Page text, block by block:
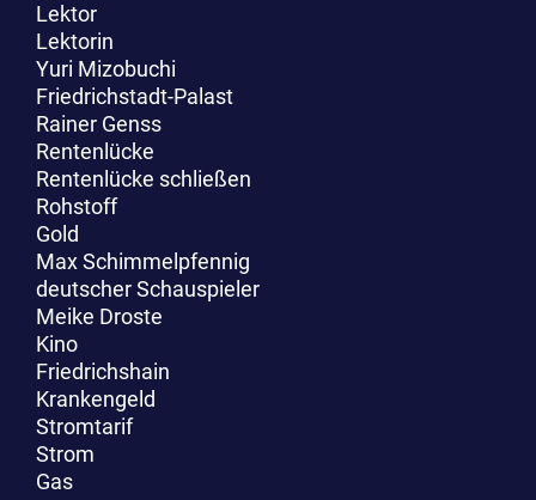
Lektor
Lektorin
Yuri Mizobuchi
Friedrichstadt-Palast
Rainer Genss
Rentenlücke
Rentenlücke schließen
Rohstoff
Gold
Max Schimmelpfennig
deutscher Schauspieler
Meike Droste
Kino
Friedrichshain
Krankengeld
Stromtarif
Strom
Gas